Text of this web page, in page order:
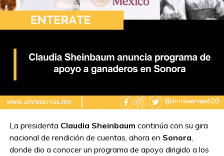
La presidenta Claudia Sheinbaum continúa con su gira
nacional de rendición de cuentas, ahora en Sonora,
donde dio a conocer un programa de apoyo dirigido a los